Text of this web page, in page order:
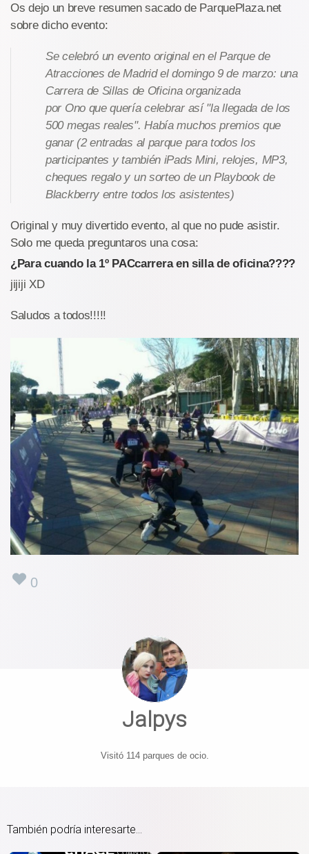
Os dejo un breve resumen sacado de ParquePlaza.net
sobre dicho evento:
Se celebró un evento original en el Parque de
Atracciones de Madrid el domingo 9 de marzo: una
Carrera de Sillas de Oficina organizada
por Ono que quería celebrar así "la llegada de los
500 megas reales". Había muchos premios que
ganar (2 entradas al parque para todos los
participantes y también iPads Mini, relojes, MP3,
cheques regalo y un sorteo de un Playbook de
Blackberry entre todos los asistentes)
Original y muy divertido evento, al que no pude asistir.
Solo me queda preguntaros una cosa:
¿Para cuando la 1º PACcarrera en silla de oficina????
jijiji XD
Saludos a todos!!!!!
0
Jalpys
Visitó 114 parques de ocio.
También podría interesarte...